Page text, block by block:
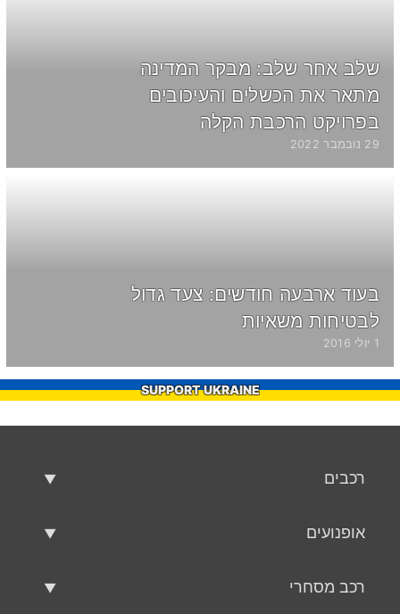
שלב אחר שלב: מבקר המדינה
מתאר את הכשלים והעיכובים
בפרויקט הרכבת הקלה
29 נובמבר 2022
בעוד ארבעה חודשים: צעד גדול
לבטיחות משאיות
1 יולי 2016
SUPPORT UKRAINE
רכבים
אופנועים
רכב מסחרי